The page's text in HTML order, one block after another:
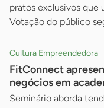
pratos exclusivos que
Votação do público
Cultura Empreendedora
FitConnect
negócios em
Seminário aborda